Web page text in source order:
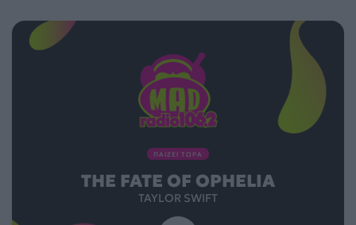
ΠΑΙΖΕΙ ΤΩΡΑ
THE FATE OF OPHELIA
TAYLOR SWIFT